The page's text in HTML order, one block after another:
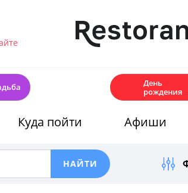
День
рождения
Куда пойти Афиши